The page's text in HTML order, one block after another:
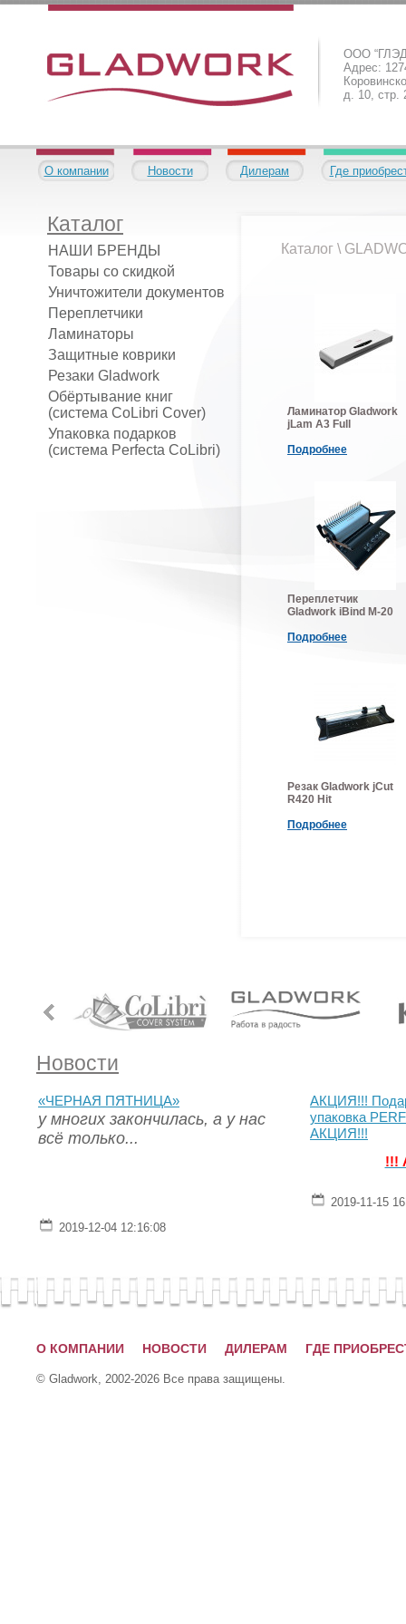
ООО
Адрес:
д. 10, стр.
О компании Новости Дилерам Где
Каталог
НАШИ БРЕНДЫ
Товары со скидкой
Уничтожители документов
Переплетчики
Ламинаторы
Защитные коврики
Резаки Gladwork
Обёртывание книг
(система CoLibri Cover)
Упаковка подарков
(система Perfecta CoLibri)
Каталог \
Ламинатор Gladwork
jLam A3 Full
Подробнее
Переплетчик
Gladwork iBind M-20
Подробнее
Резак Gladwork jCut
R420 Hit
Подробнее
Новости
«ЧЕРНАЯ ПЯТНИЦА»
у многих закончилась, а у нас
всё только...
2019-12-04 12:16:08
АКЦИЯ!!!
упаковка
АКЦИЯ!!!
!!!
2019-11-15
О КОМПАНИИ НОВОСТИ ДИЛЕРАМ ГДЕ
© Gladwork, 2002-2026 Все права защищены.